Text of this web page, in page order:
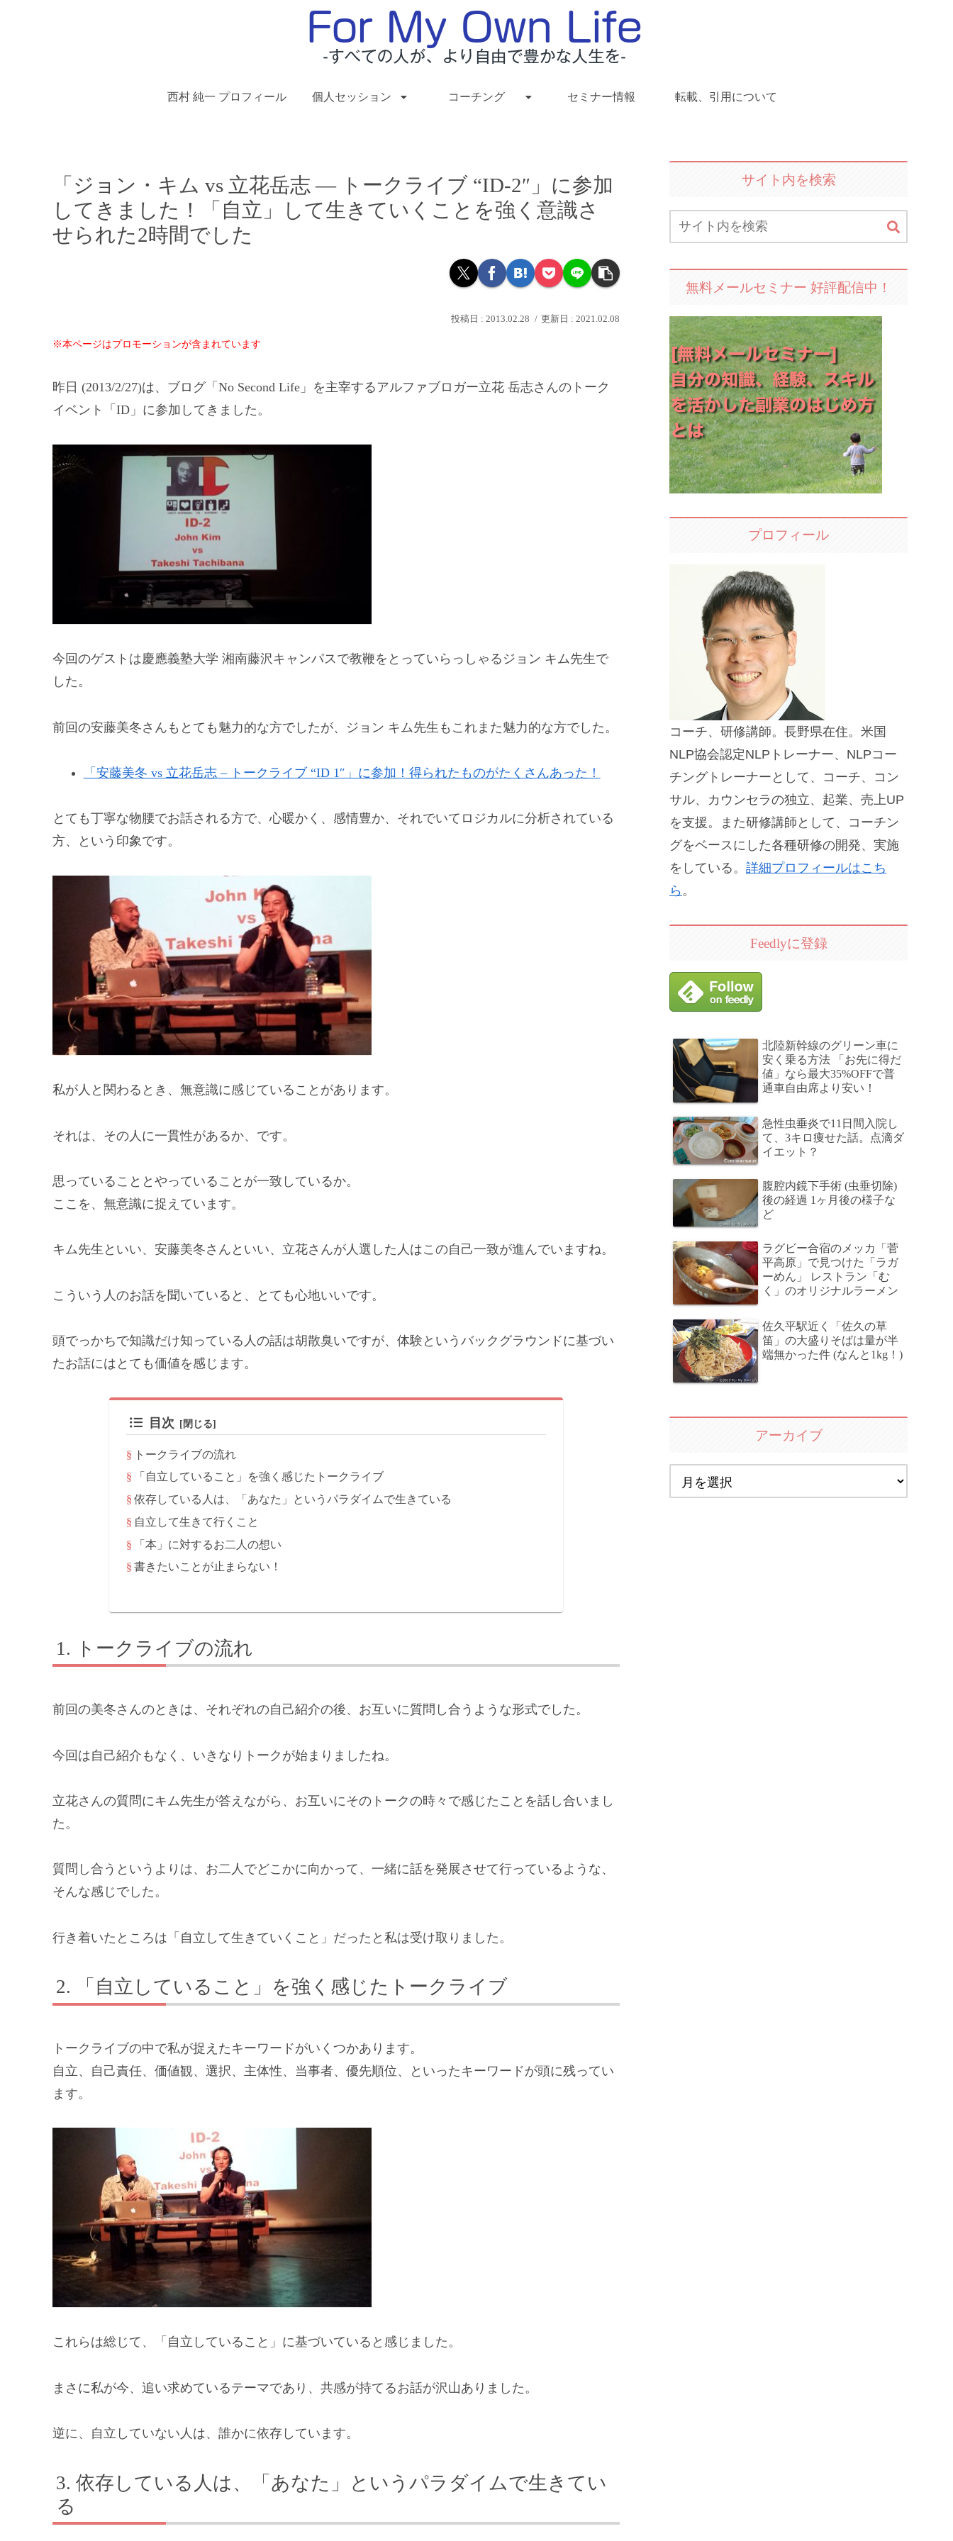
西村 純一 プロフィール 個人セッション コーチング セミナー情報 転載、引用について
「ジョン・キム vs 立花岳志 — トークライブ “ID-2″」に参加
してきました！「自立」して生きていくことを強く意識さ
せられた2時間でした
2013.02.28 2021.02.08
※本ページはプロモーションが含まれています
昨日 (2013/2/27)は、ブログ「No Second Life」を主宰するアルファブロガー立花 岳志さんのトーク
イベント「ID」に参加してきました。
今回のゲストは慶應義塾大学 湘南藤沢キャンパスで教鞭をとっていらっしゃるジョン キム先生で
した。
前回の安藤美冬さんもとても魅力的な方でしたが、ジョン キム先生もこれまた魅力的な方でした。
「安藤美冬 vs 立花岳志 – トークライブ “ID 1″」に参加！得られたものがたくさんあった！
とても丁寧な物腰でお話される方で、心暖かく、感情豊か、それでいてロジカルに分析されている
方、という印象です。
私が人と関わるとき、無意識に感じていることがあります。
それは、その人に一貫性があるか、です。
思っていることとやっていることが一致しているか。
ここを、無意識に捉えています。
キム先生といい、安藤美冬さんといい、立花さんが人選した人はこの自己一致が進んでいますね。
こういう人のお話を聞いていると、とても心地いいです。
頭でっかちで知識だけ知っている人の話は胡散臭いですが、体験というバックグラウンドに基づい
たお話にはとても価値を感じます。
目次
トークライブの流れ
「自立していること」を強く感じたトークライブ
依存している人は、「あなた」というパラダイムで生きている
自立して生きて行くこと
「本」に対するお二人の想い
書きたいことが止まらない！
トークライブの流れ
前回の美冬さんのときは、それぞれの自己紹介の後、お互いに質問し合うような形式でした。
今回は自己紹介もなく、いきなりトークが始まりましたね。
立花さんの質問にキム先生が答えながら、お互いにそのトークの時々で感じたことを話し合いまし
た。
質問し合うというよりは、お二人でどこかに向かって、一緒に話を発展させて行っているような、
そんな感じでした。
行き着いたところは「自立して生きていくこと」だったと私は受け取りました。
「自立していること」を強く感じたトークライブ
トークライブの中で私が捉えたキーワードがいくつかあります。
自立、自己責任、価値観、選択、主体性、当事者、優先順位、といったキーワードが頭に残ってい
ます。
これらは総じて、「自立していること」に基づいていると感じました。
まさに私が今、追い求めているテーマであり、共感が持てるお話が沢山ありました。
逆に、自立していない人は、誰かに依存しています。
依存している人は、「あなた」というパラダイムで生きてい
る
サイト内を検索
無料メールセミナー 好評配信中！
プロフィール
コーチ、研修講師。長野県在住。米国
NLP協会認定NLPトレーナー、NLPコー
チングトレーナーとして、コーチ、コン
サル、カウンセラの独立、起業、売上UP
を支援。また研修講師として、コーチン
グをベースにした各種研修の開発、実施
をしている。 詳細プロフィールはこち
ら 。
Feedlyに登録
北陸新幹線のグリーン車に
安く乗る方法 「お先に得だ
値」なら最大35%OFFで普
通車自由席より安い！
急性虫垂炎で11日間入院し
て、3キロ痩せた話。点滴ダ
イエット？
腹腔内鏡下手術 (虫垂切除)
後の経過 1ヶ月後の様子な
ど
ラグビー合宿のメッカ「菅
平高原」で見つけた「ラガ
ーめん」 レストラン「む
く」のオリジナルラーメン
佐久平駅近く「佐久の草
笛」の大盛りそばは量が半
端無かった件 (なんと1kg！)
アーカイブ